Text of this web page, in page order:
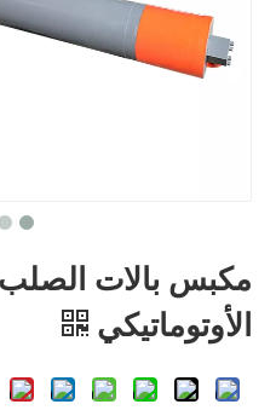
مكبس بالات الصلب
الأوتوماتيكي